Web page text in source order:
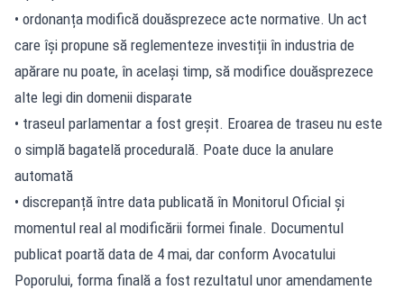
• ordonanța modifică douăsprezece acte normative. Un act
care își propune să reglementeze investiții în industria de
apărare nu poate, în același timp, să modifice douăsprezece
alte legi din domenii disparate
• traseul parlamentar a fost greșit. Eroarea de traseu nu este
o simplă bagatelă procedurală. Poate duce la anulare
automată
• discrepanță între data publicată în Monitorul Oficial și
momentul real al modificării formei finale. Documentul
publicat poartă data de 4 mai, dar conform Avocatului
Poporului, forma finală a fost rezultatul unor amendamente